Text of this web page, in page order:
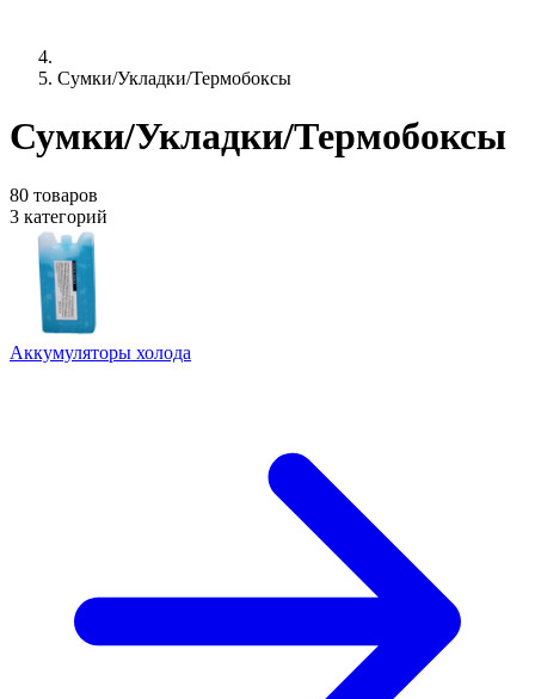
Сумки/Укладки/Термобоксы
Сумки/Укладки/Термобоксы
80 товаров
3 категорий
Аккумуляторы холода